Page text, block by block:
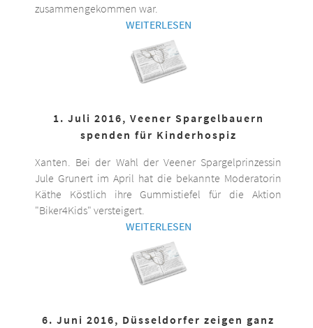
zusammengekommen war.
WEITERLESEN
1. Juli 2016, Veener Spargelbauern
spenden für Kinderhospiz
Xanten. Bei der Wahl der Veener Spargelprinzessin
Jule Grunert im April hat die bekannte Moderatorin
Käthe Köstlich ihre Gummistiefel für die Aktion
"Biker4Kids" versteigert.
WEITERLESEN
6. Juni 2016, Düsseldorfer zeigen ganz